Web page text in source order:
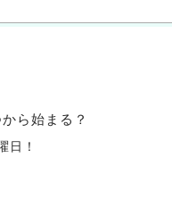
ら始まる？
日！